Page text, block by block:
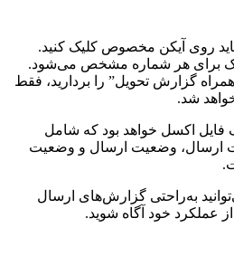
روی آیکن مخصوص کلیک کنید.
برای هر شماره مشخص می‌شود.
گزارش تحویل” را بردارید، فقط
شد.
اکسل خواهد بود که شامل
ارسال، وضعیت ارسال و وضعیت
به‌راحتی گزارش‌های ارسال
عملکرد خود آگاه شوید.